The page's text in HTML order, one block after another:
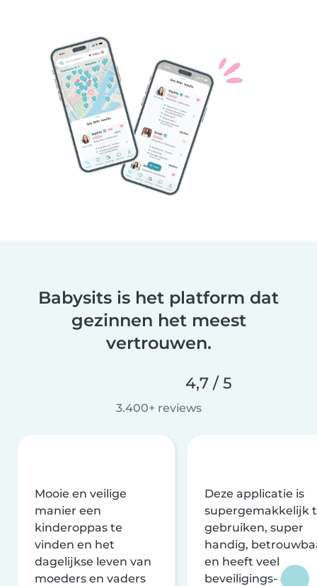
Babysits is het platform dat
gezinnen het meest
vertrouwen.
4,7 / 5
3.400+ reviews
Mooie en veilige
manier een
kinderoppas te
vinden en het
dagelijkse leven van
moeders en vaders
Deze applicatie is
supergemakkelijk
gebruiken, super
handig,
en heeft veel
beveiligings- en